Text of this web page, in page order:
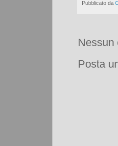
Pubblicato da
Nessun
Posta